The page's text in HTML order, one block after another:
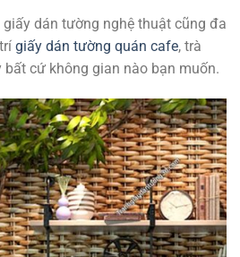
dán tường nghệ thuật cũng đa
giấy dán tường quán cafe, trà
cứ không gian nào bạn muốn.